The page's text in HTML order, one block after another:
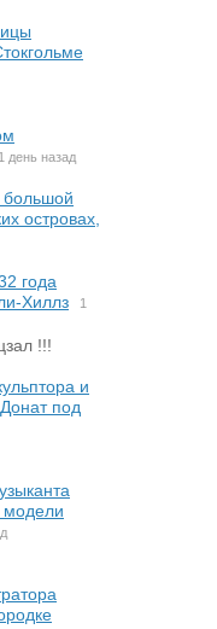
1 день назад
островах,
года
Хиллз
1
!!!
и
под